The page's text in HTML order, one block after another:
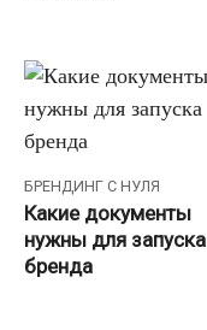
БРЕНДИНГ С НУЛЯ
Какие документы
нужны для запуска
бренда